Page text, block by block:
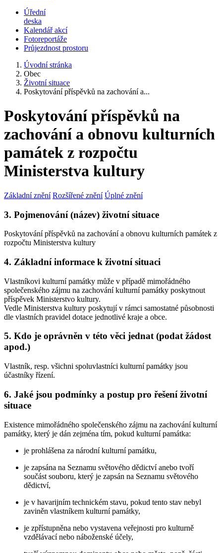
Úřední
deska
Kalendář akcí
Fotoreportáže
Průjezdnost prostoru
Úvodní stránka
Obec
Životní situace
Poskytování příspěvků na zachování a...
Poskytování příspěvků na
zachování a obnovu kulturních
památek z rozpočtu
Ministerstva kultury
Základní znění Rozšířené znění Úplné znění
3. Pojmenování (název) životní situace
Poskytování příspěvků na zachování a obnovu kulturních památek z
rozpočtu Ministerstva kultury
4. Základní informace k životní situaci
Vlastníkovi kulturní památky může v případě mimořádného
společenského zájmu na zachování kulturní památky poskytnout
příspěvek Ministerstvo kultury.
Vedle Ministerstva kultury poskytují v rámci samostatné působnosti
dle vlastních pravidel dotace jednotlivé kraje a obce.
5. Kdo je oprávněn v této věci jednat (podat žádost
apod.)
Vlastník, resp. všichni spoluvlastníci kulturní památky jsou
účastníky řízení.
6. Jaké jsou podmínky a postup pro řešení životní
situace
Existence mimořádného společenského zájmu na zachování kulturní
památky, který je dán zejména tím, pokud kulturní památka:
je prohlášena za národní kulturní památku,
je zapsána na Seznamu světového dědictví anebo tvoří
součást souboru, který je zapsán na Seznamu světového
dědictví,
je v havarijním technickém stavu, pokud tento stav nebyl
zaviněn vlastníkem kulturní památky,
je zpřístupněna nebo vystavena veřejnosti pro kulturně
vzdělávací nebo náboženské účely,